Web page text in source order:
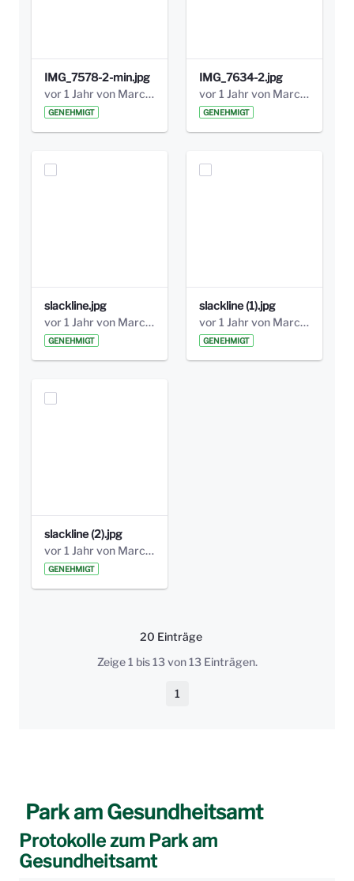
IMG_7578-2-min.jpg
vor 1 Jahr von Marcel Eckert
GENEHMIGT
IMG_7634-2.jpg
vor 1 Jahr von Marcel Eckert
GENEHMIGT
slackline.jpg
vor 1 Jahr von Marcel Eckert
GENEHMIGT
slackline (1).jpg
vor 1 Jahr von Marcel Eckert
GENEHMIGT
slackline (2).jpg
vor 1 Jahr von Marcel Eckert
GENEHMIGT
20 Einträge
Pro Seite
Zeige 1 bis 13 von 13 Einträgen.
Seite
1
Park am Gesundheitsamt
Protokolle zum Park am
Gesundheitsamt